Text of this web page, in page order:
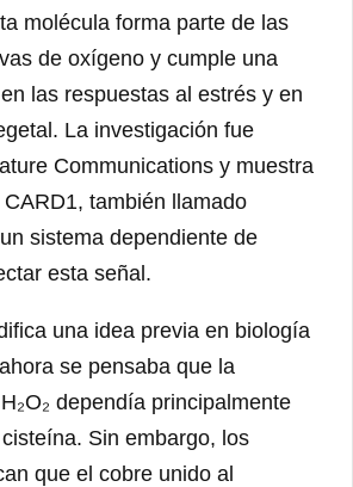
molécula forma parte de las
de oxígeno y cumple una
las respuestas al estrés y en
La investigación fue
Communications y muestra
también llamado
sistema dependiente de
esta señal.
una idea previa en biología
se pensaba que la
dependía principalmente
Sin embargo, los
que el cobre unido al